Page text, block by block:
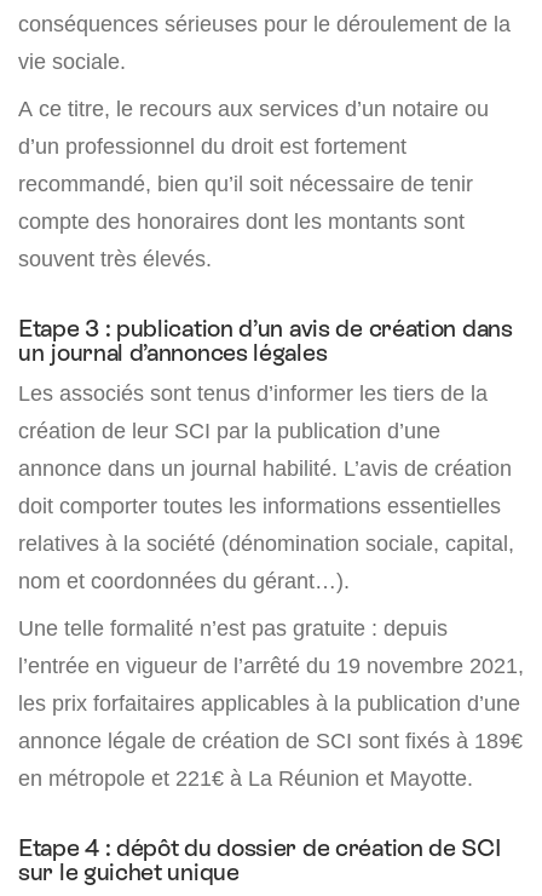
conséquences sérieuses pour le déroulement de la
vie sociale.
A ce titre, le recours aux services d’un notaire ou
d’un professionnel du droit est fortement
recommandé, bien qu’il soit nécessaire de tenir
compte des honoraires dont les montants sont
souvent très élevés.
Etape 3 : publication d’un avis de création dans
un journal d’annonces légales
Les associés sont tenus d’informer les tiers de la
création de leur SCI par la publication d’une
annonce dans un journal habilité. L’avis de création
doit comporter toutes les informations essentielles
relatives à la société (dénomination sociale, capital,
nom et coordonnées du gérant…).
Une telle formalité n’est pas gratuite : depuis
l’entrée en vigueur de l’arrêté du 19 novembre 2021,
les prix forfaitaires applicables à la publication d’une
annonce légale de création de SCI sont fixés à 189€
en métropole et 221€ à La Réunion et Mayotte.
Etape 4 : dépôt du dossier de création de SCI
sur le guichet unique